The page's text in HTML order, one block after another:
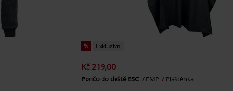
% Exkluzivní
Kč 219,00
Pončo do deště BSC EMP Pláštěnka